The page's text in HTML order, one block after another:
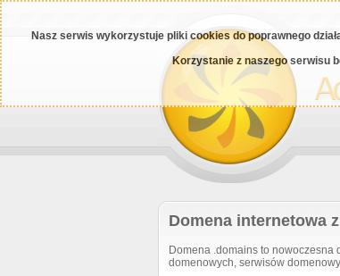
Nasz serwis wykorzystuje pliki cookies do poprawnego
Korzystanie z naszego serwisu
Domena internetowa
Domena .domains to
domenowych, serwisów